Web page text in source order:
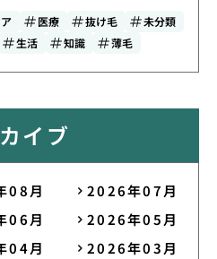
医療 抜け毛
未分類
生活 知識 薄毛
イブ
08月
2026年07月
06月
2026年05月
04月
2026年03月